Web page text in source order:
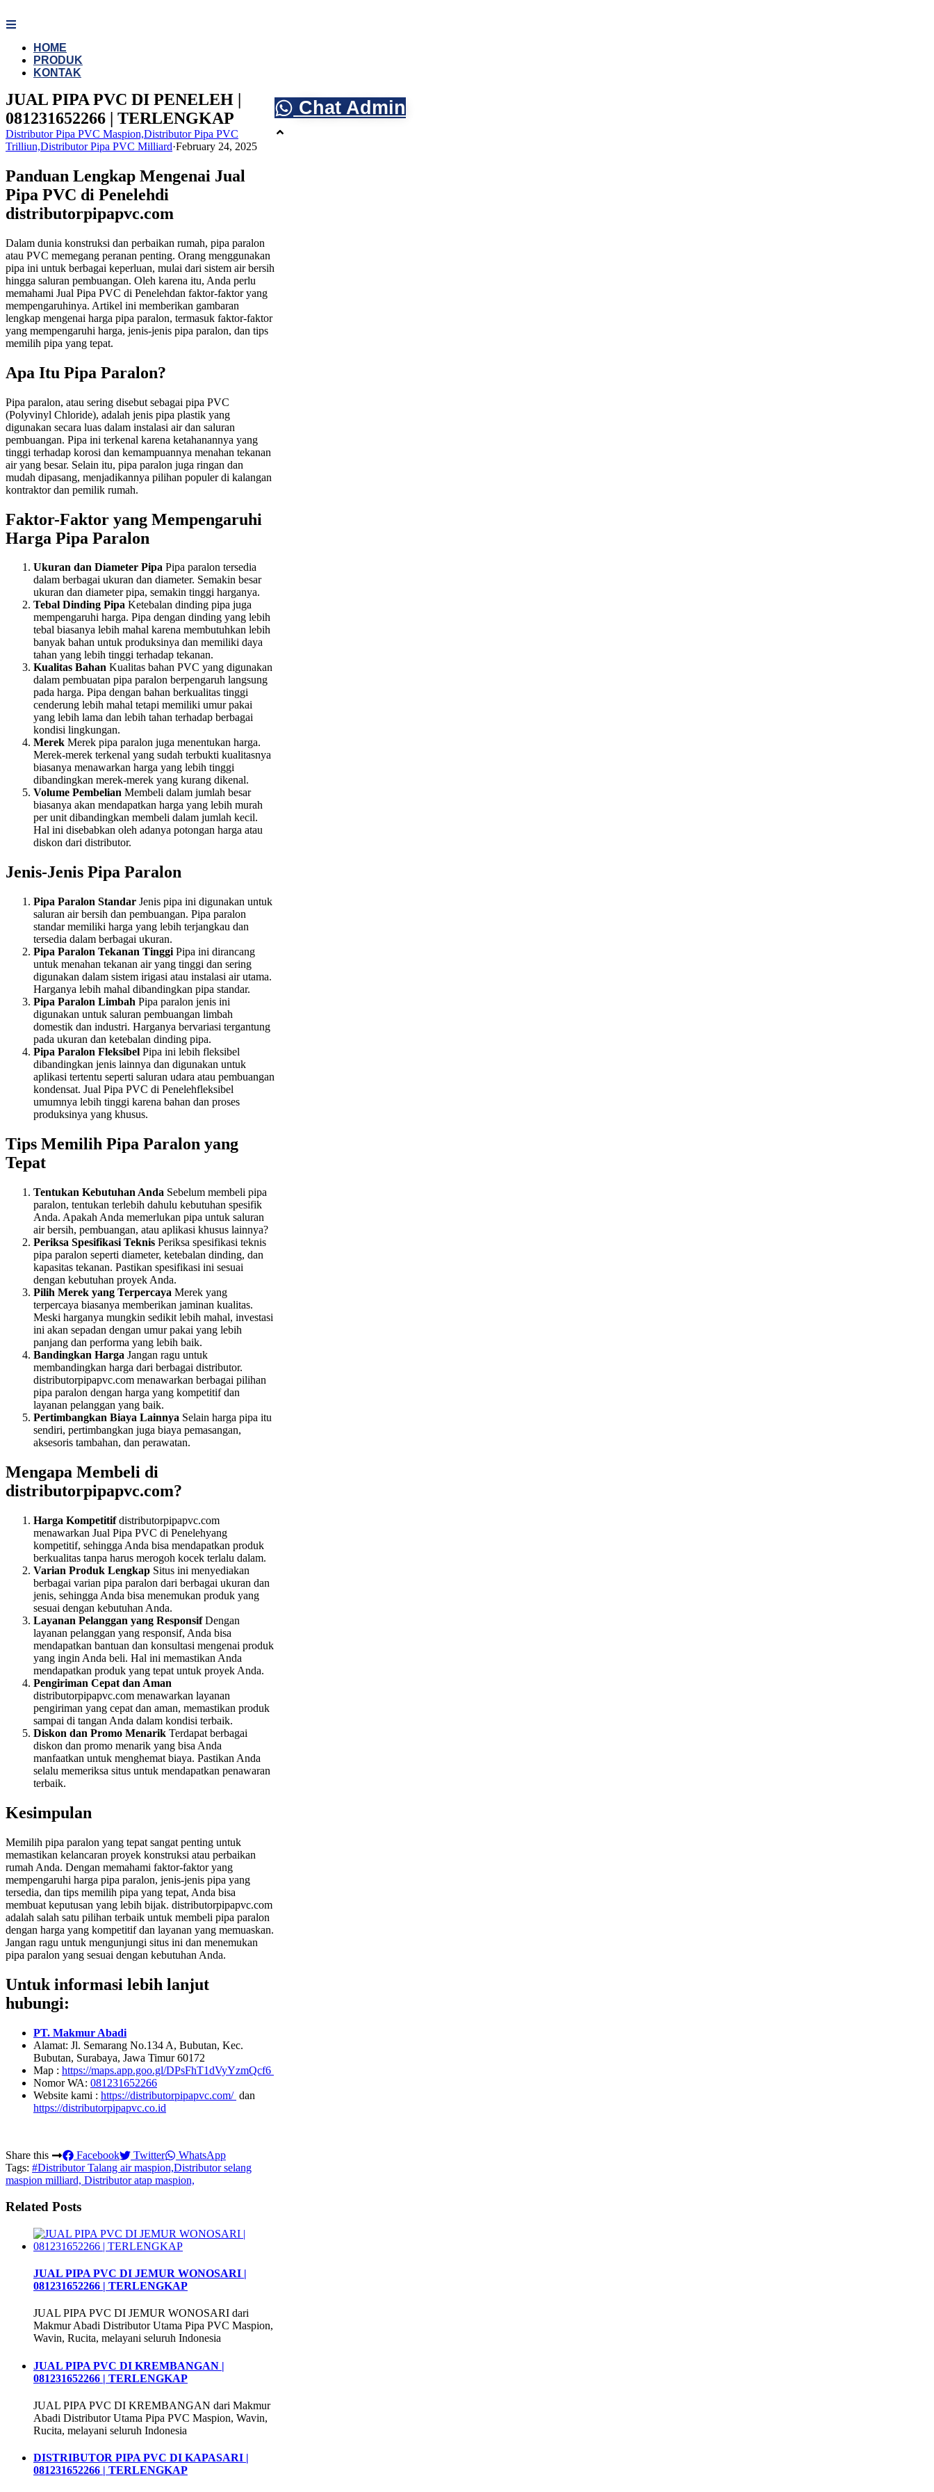
to
HOME
PRODUK
KONTAK
JUAL PIPA PVC DI PENELEH |
081231652266 | TERLENGKAP
Distributor Pipa PVC Maspion,Distributor Pipa PVC
Trilliun,Distributor Pipa PVC Milliard·February 24, 2025
Panduan Lengkap Mengenai Jual
Pipa PVC di Penelehdi
distributorpipapvc.com
Dalam dunia konstruksi dan perbaikan rumah, pipa paralon
atau PVC memegang peranan penting. Orang menggunakan
pipa ini untuk berbagai keperluan, mulai dari sistem air bersih
hingga saluran pembuangan. Oleh karena itu, Anda perlu
memahami Jual Pipa PVC di Penelehdan faktor-faktor yang
mempengaruhinya. Artikel ini memberikan gambaran
lengkap mengenai harga pipa paralon, termasuk faktor-faktor
yang mempengaruhi harga, jenis-jenis pipa paralon, dan tips
memilih pipa yang tepat.
Apa Itu Pipa Paralon?
Pipa paralon, atau sering disebut sebagai pipa PVC
(Polyvinyl Chloride), adalah jenis pipa plastik yang
digunakan secara luas dalam instalasi air dan saluran
pembuangan. Pipa ini terkenal karena ketahanannya yang
tinggi terhadap korosi dan kemampuannya menahan tekanan
air yang besar. Selain itu, pipa paralon juga ringan dan
mudah dipasang, menjadikannya pilihan populer di kalangan
kontraktor dan pemilik rumah.
Faktor-Faktor yang Mempengaruhi
Harga Pipa Paralon
Ukuran dan Diameter Pipa Pipa paralon tersedia
dalam berbagai ukuran dan diameter. Semakin besar
ukuran dan diameter pipa, semakin tinggi harganya.
Tebal Dinding Pipa Ketebalan dinding pipa juga
mempengaruhi harga. Pipa dengan dinding yang lebih
tebal biasanya lebih mahal karena membutuhkan lebih
banyak bahan untuk produksinya dan memiliki daya
tahan yang lebih tinggi terhadap tekanan.
Kualitas Bahan Kualitas bahan PVC yang digunakan
dalam pembuatan pipa paralon berpengaruh langsung
pada harga. Pipa dengan bahan berkualitas tinggi
cenderung lebih mahal tetapi memiliki umur pakai
yang lebih lama dan lebih tahan terhadap berbagai
kondisi lingkungan.
Merek Merek pipa paralon juga menentukan harga.
Merek-merek terkenal yang sudah terbukti kualitasnya
biasanya menawarkan harga yang lebih tinggi
dibandingkan merek-merek yang kurang dikenal.
Volume Pembelian Membeli dalam jumlah besar
biasanya akan mendapatkan harga yang lebih murah
per unit dibandingkan membeli dalam jumlah kecil.
Hal ini disebabkan oleh adanya potongan harga atau
diskon dari distributor.
Jenis-Jenis Pipa Paralon
Pipa Paralon Standar Jenis pipa ini digunakan untuk
saluran air bersih dan pembuangan. Pipa paralon
standar memiliki harga yang lebih terjangkau dan
tersedia dalam berbagai ukuran.
Pipa Paralon Tekanan Tinggi Pipa ini dirancang
untuk menahan tekanan air yang tinggi dan sering
digunakan dalam sistem irigasi atau instalasi air utama.
Harganya lebih mahal dibandingkan pipa standar.
Pipa Paralon Limbah Pipa paralon jenis ini
digunakan untuk saluran pembuangan limbah
domestik dan industri. Harganya bervariasi tergantung
pada ukuran dan ketebalan dinding pipa.
Pipa Paralon Fleksibel Pipa ini lebih fleksibel
dibandingkan jenis lainnya dan digunakan untuk
aplikasi tertentu seperti saluran udara atau pembuangan
kondensat. Jual Pipa PVC di Penelehfleksibel
umumnya lebih tinggi karena bahan dan proses
produksinya yang khusus.
Tips Memilih Pipa Paralon yang
Tepat
Tentukan Kebutuhan Anda Sebelum membeli pipa
paralon, tentukan terlebih dahulu kebutuhan spesifik
Anda. Apakah Anda memerlukan pipa untuk saluran
air bersih, pembuangan, atau aplikasi khusus lainnya?
Periksa Spesifikasi Teknis Periksa spesifikasi teknis
pipa paralon seperti diameter, ketebalan dinding, dan
kapasitas tekanan. Pastikan spesifikasi ini sesuai
dengan kebutuhan proyek Anda.
Pilih Merek yang Terpercaya Merek yang
terpercaya biasanya memberikan jaminan kualitas.
Meski harganya mungkin sedikit lebih mahal, investasi
ini akan sepadan dengan umur pakai yang lebih
panjang dan performa yang lebih baik.
Bandingkan Harga Jangan ragu untuk
membandingkan harga dari berbagai distributor.
distributorpipapvc.com menawarkan berbagai pilihan
pipa paralon dengan harga yang kompetitif dan
layanan pelanggan yang baik.
Pertimbangkan Biaya Lainnya Selain harga pipa itu
sendiri, pertimbangkan juga biaya pemasangan,
aksesoris tambahan, dan perawatan.
Mengapa Membeli di
distributorpipapvc.com?
Harga Kompetitifdistributorpipapvc.com
menawarkan Jual Pipa PVC di Penelehyang
kompetitif, sehingga Anda bisa mendapatkan produk
berkualitas tanpa harus merogoh kocek terlalu dalam.
Varian Produk Lengkap Situs ini menyediakan
berbagai varian pipa paralon dari berbagai ukuran dan
jenis, sehingga Anda bisa menemukan produk yang
sesuai dengan kebutuhan Anda.
Layanan Pelanggan yang ResponsifDengan
layanan pelanggan yang responsif, Anda bisa
mendapatkan bantuan dan konsultasi mengenai produk
yang ingin Anda beli. Hal ini memastikan Anda
mendapatkan produk yang tepat untuk proyek Anda.
Pengiriman Cepat dan Aman
distributorpipapvc.com menawarkan layanan
pengiriman yang cepat dan aman, memastikan produk
sampai di tangan Anda dalam kondisi terbaik.
Diskon dan Promo Menarik Terdapat berbagai
diskon dan promo menarik yang bisa Anda
manfaatkan untuk menghemat biaya. Pastikan Anda
selalu memeriksa situs untuk mendapatkan penawaran
terbaik.
Kesimpulan
Memilih pipa paralon yang tepat sangat penting untuk
memastikan kelancaran proyek konstruksi atau perbaikan
rumah Anda. Dengan memahami faktor-faktor yang
mempengaruhi harga pipa paralon, jenis-jenis pipa yang
tersedia, dan tips memilih pipa yang tepat, Anda bisa
membuat keputusan yang lebih bijak. distributorpipapvc.com
adalah salah satu pilihan terbaik untuk membeli pipa paralon
dengan harga yang kompetitif dan layanan yang memuaskan.
Jangan ragu untuk mengunjungi situs ini dan menemukan
pipa paralon yang sesuai dengan kebutuhan Anda.
Untuk informasi lebih lanjut
hubungi:
PT. Makmur Abadi
Alamat: Jl. Semarang No.134 A, Bubutan, Kec.
Bubutan, Surabaya, Jawa Timur 60172
Map : https://maps.app.goo.gl/DPsFhT1dVyYzmQcf6
Nomor WA: 081231652266
Website kami : https://distributorpipapvc.com/ dan
https://distributorpipapvc.co.id
Share this Facebook Twitter
WhatsApp
Tags: #Distributor Talang air maspion,Distributor selang
maspion milliard, Distributor atap maspion,
Related Posts
JUAL PIPA PVC DI JEMUR WONOSARI |
081231652266 | TERLENGKAP
JUAL PIPA PVC DI JEMUR WONOSARI dari
Makmur Abadi Distributor Utama Pipa PVC Maspion,
Wavin, Rucita, melayani seluruh Indonesia
JUAL PIPA PVC DI KREMBANGAN |
081231652266 | TERLENGKAP
JUAL PIPA PVC DI KREMBANGAN dari Makmur
Abadi Distributor Utama Pipa PVC Maspion, Wavin,
Rucita, melayani seluruh Indonesia
DISTRIBUTOR PIPA PVC DI KAPASARI |
081231652266 | TERLENGKAP
Chat Admin